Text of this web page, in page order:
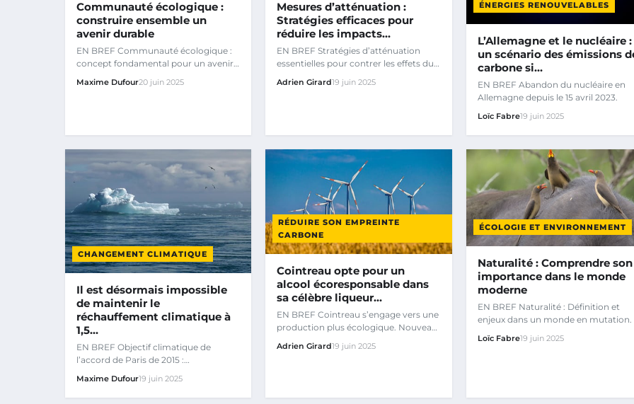
Communauté écologique :
construire ensemble un
avenir durable
EN BREF Communauté écologique :
concept fondamental pour un avenir
Maxime Dufour20 juin 2025
Mesures d’atténuation :
Stratégies efficaces pour
réduire les impacts…
EN BREF Stratégies d’atténuation
essentielles pour contrer les effets du
Adrien Girard19 juin 2025
ÉNERGIES RENOUVELABLES
L’Allemagne et le nucléaire :
un scénario des émissions
carbone si…
EN BREF Abandon du nucléaire en
Allemagne depuis le 15 avril 2023.
Loïc Fabre19 juin 2025
CHANGEMENT CLIMATIQUE
Il est désormais impossible
de maintenir le
réchauffement climatique à
1,5…
EN BREF Objectif climatique de
l’accord de Paris de 2015 :
Maxime Dufour19 juin 2025
RÉDUIRE SON EMPREINTE
CARBONE
Cointreau opte pour un
alcool écoresponsable dans
sa célèbre liqueur…
EN BREF Cointreau s’engage vers une
production plus écologique. Nouveau
Adrien Girard19 juin 2025
ÉCOLOGIE ET ENVIRONNEMENT
Naturalité : Comprendre son
importance dans le monde
moderne
EN BREF Naturalité : Définition et
enjeux dans un monde en mutation.
Loïc Fabre19 juin 2025